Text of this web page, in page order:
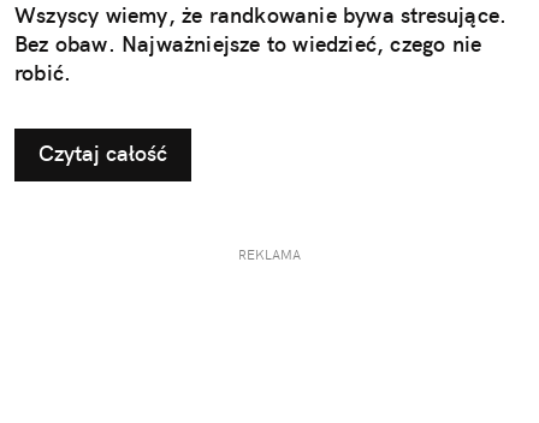
Wszyscy wiemy, że randkowanie bywa stresujące.
Bez obaw. Najważniejsze to wiedzieć, czego nie
robić.
Czytaj całość
REKLAMA